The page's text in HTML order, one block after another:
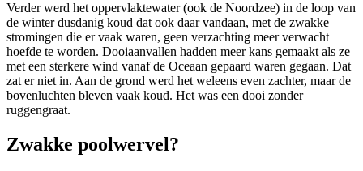
Verder werd het oppervlaktewater (ook de Noordzee) in de loop van
de winter dusdanig koud dat ook daar vandaan, met de zwakke
stromingen die er vaak waren, geen verzachting meer verwacht
hoefde te worden. Dooiaanvallen hadden meer kans gemaakt als ze
met een sterkere wind vanaf de Oceaan gepaard waren gegaan. Dat
zat er niet in. Aan de grond werd het weleens even zachter, maar de
bovenluchten bleven vaak koud. Het was een dooi zonder
ruggengraat.
Zwakke poolwervel?